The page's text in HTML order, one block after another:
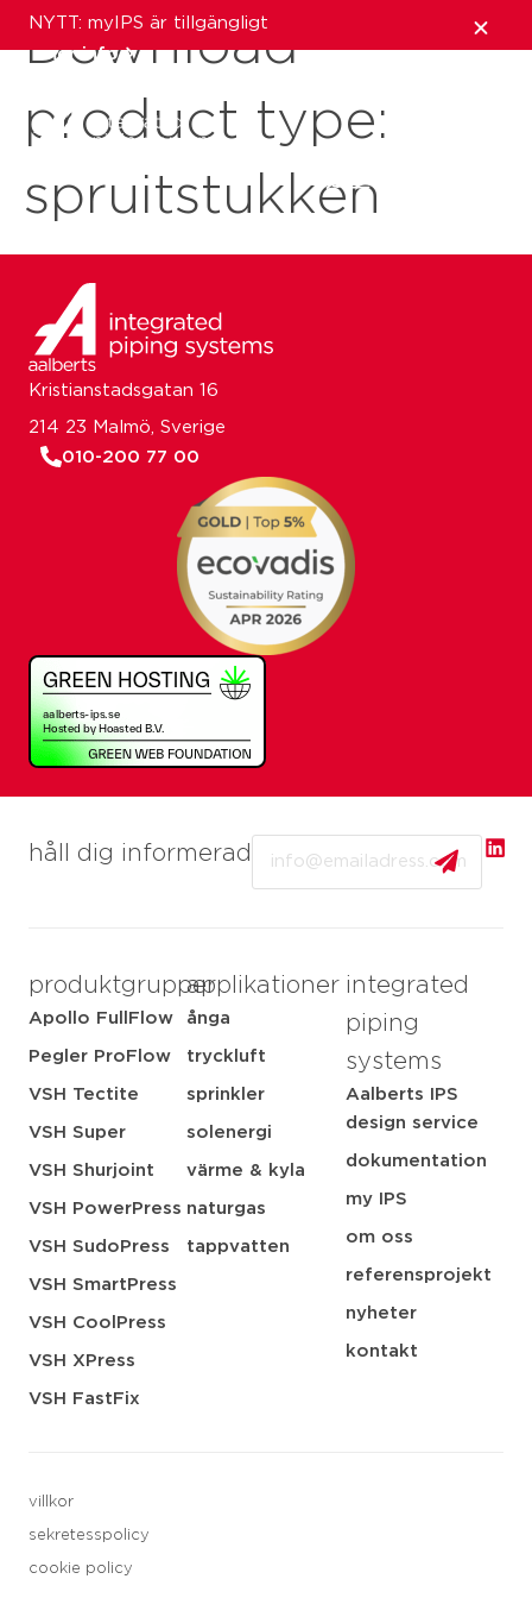
NYTT: myIPS är tillgängligt
mer info
stäng
Download
product type:
spruitstukken
håll dig informerad
produktgrupper
Apollo FullFlow
Pegler ProFlow
VSH Tectite
VSH Super
VSH Shurjoint
VSH PowerPress
VSH SudoPress
VSH SmartPress
VSH CoolPress
VSH XPress
VSH FastFix
applikationer
ånga
tryckluft
sprinkler
solenergi
värme & kyla
naturgas
tappvatten
integrated
piping
systems
Aalberts IPS
design service
dokumentation
my IPS
om oss
referensprojekt
nyheter
kontakt
villkor
sekretesspolicy
cookie policy
Kristianstadsgatan 16
214 23 Malmö, Sverige
010-200 77 00